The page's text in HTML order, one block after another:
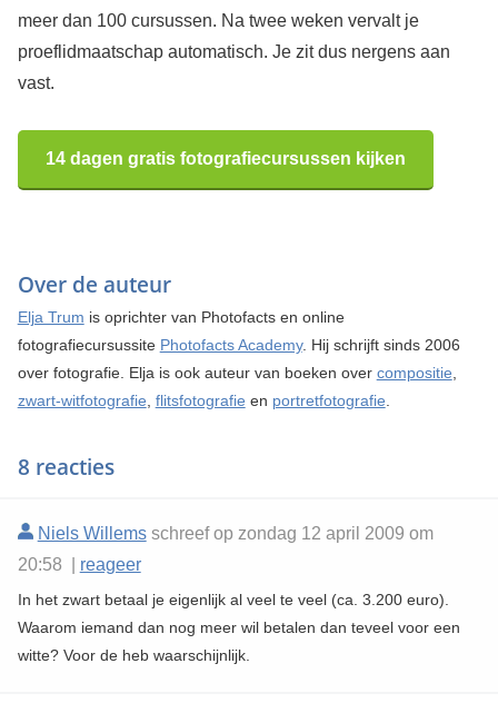
meer dan 100 cursussen. Na twee weken vervalt je
proeflidmaatschap automatisch. Je zit dus nergens aan
vast.
14 dagen gratis fotografiecursussen kijken
Over de auteur
Elja Trum is oprichter van Photofacts en online
fotografiecursussite Photofacts Academy. Hij schrijft sinds 2006
over fotografie. Elja is ook auteur van boeken over compositie
zwart-witfotografie flitsfotografie en portretfotografie
8 reacties
Niels Willemsschreef op zondag 12 april 2009 om
20:58 | reageer
In het zwart betaal je eigenlijk al veel te veel (ca. 3.200 euro).
Waarom iemand dan nog meer wil betalen dan teveel voor een
witte? Voor de heb waarschijnlijk.